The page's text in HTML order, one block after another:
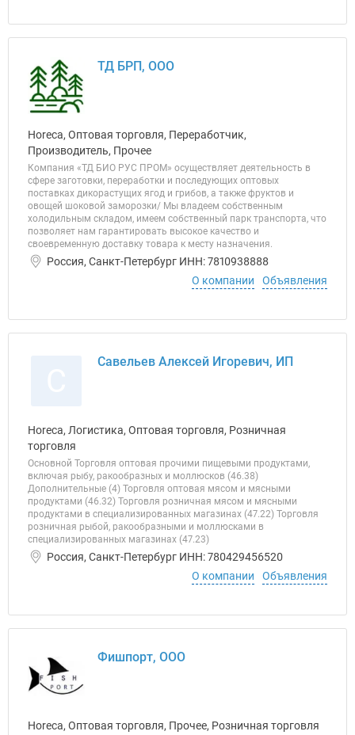
ТД БРП, ООО
Horeca, Оптовая торговля, Переработчик,
Производитель, Прочее
Компания «ТД БИО РУС ПРОМ» осуществляет деятельность в
сфере заготовки, переработки и последующих оптовых
поставках дикорастущих ягод и грибов, а также фруктов и
овощей шоковой заморозки/ Мы владеем собственным
холодильным складом, имеем собственный парк транспорта, что
позволяет нам гарантировать высокое качество и
своевременную доставку товара к месту назначения.
Россия, Санкт-Петербург ИНН: 7810938888
О компании
Объявления
Савельев Алексей Игоревич, ИП
Horeca, Логистика, Оптовая торговля, Розничная
торговля
Основной Торговля оптовая прочими пищевыми продуктами,
включая рыбу, ракообразных и моллюсков (46.38)
Дополнительные (4) Торговля оптовая мясом и мясными
продуктами (46.32) Торговля розничная мясом и мясными
продуктами в специализированных магазинах (47.22) Торговля
розничная рыбой, ракообразными и моллюсками в
специализированных магазинах (47.23)
Россия, Санкт-Петербург ИНН: 780429456520
О компании
Объявления
Фишпорт, ООО
Horeca, Оптовая торговля, Прочее, Розничная торговля